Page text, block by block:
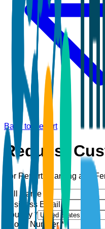
Back to Report
Request
For Report: Planting and
Full Name *
Business Email *
Country *
Phone Number *